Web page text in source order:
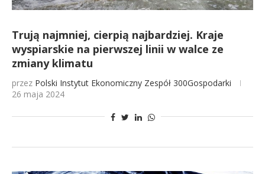
Trują najmniej, cierpią najbardziej. Kraje
wyspiarskie na pierwszej linii w walce ze
zmiany klimatu
przez Polski Instytut Ekonomiczny Zespół 300Gospodarki
26 maja 2024